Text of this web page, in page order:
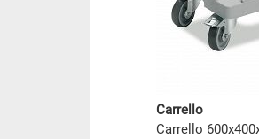
Carrello
Carrello